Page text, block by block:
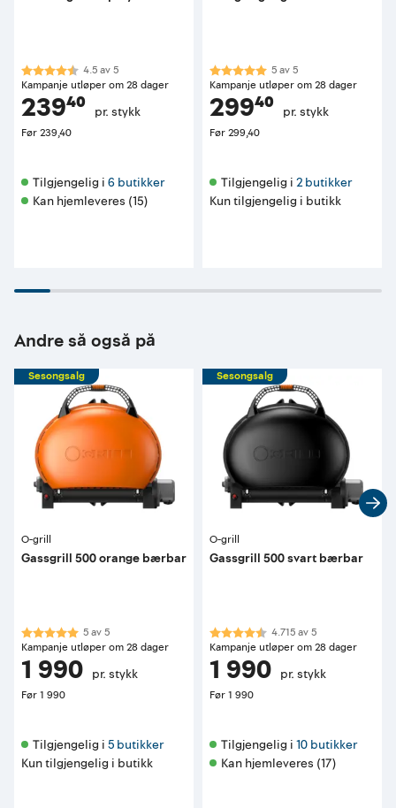
Karakter:4.5 av 5 mulige
4.5av5
Kampanje utløper om 28 dager
239⁴⁰ pr. stykk
Før239,40
Tilgjengelig i 6 butikker
Kan hjemleveres (15)
Karakter:5.0 av 5 mulige
5av5
Kampanje utløper om 28 dager
299⁴⁰ pr. stykk
Før299,40
Tilgjengelig i 2 butikker
Kun tilgjengelig i butikk
Andre så også på
Sesongsalg
O-grill
Gassgrill 500 orange bærbar
Karakter:5.0 av 5 mulige
5av5
Kampanje utløper om 28 dager
1 990 pr. stykk
Før1 990
Tilgjengelig i 5 butikker
Kun tilgjengelig i butikk
Sesongsalg
O-grill
Gassgrill 500 svart bærbar
Karakter:4.7 av 5 mulige
4.715av5
Kampanje utløper om 28 dager
1 990 pr. stykk
Før1 990
Tilgjengelig i 10 butikker
Kan hjemleveres (17)